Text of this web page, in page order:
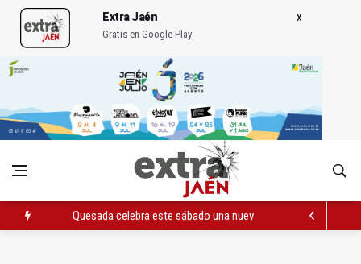
Extra Jaén
Gratis en Google Play
Quesada celebra este sábado una nueva jornada de Orgullo